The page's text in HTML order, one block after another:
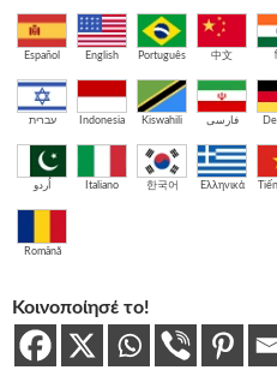
Español English Português 中文
עברית Indonesia Kiswahili فارسی
اُردو Italiano 한국어 Ελληνικά
Română
Κοινοποίησέ το!